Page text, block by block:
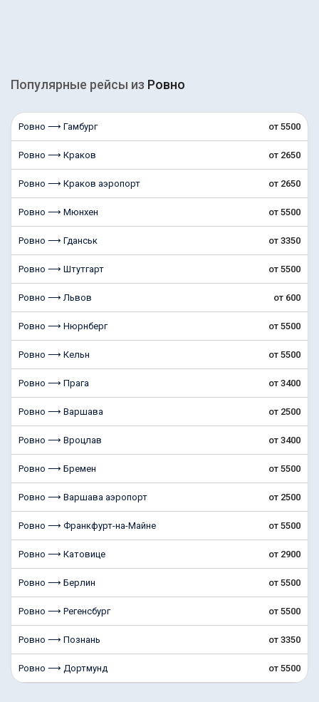
Популярные рейсы из Ровно
Ровно ⟶ Гамбург от 5500
Ровно ⟶ Краков от 2650
Ровно ⟶ Краков аэропорт от 2650
Ровно ⟶ Мюнхен от 5500
Ровно ⟶ Гданськ от 3350
Ровно ⟶ Штутгарт от 5500
Ровно ⟶ Львов от 600
Ровно ⟶ Нюрнберг от 5500
Ровно ⟶ Кельн от 5500
Ровно ⟶ Прага от 3400
Ровно ⟶ Варшава от 2500
Ровно ⟶ Вроцлав от 3400
Ровно ⟶ Бремен от 5500
Ровно ⟶ Варшава аэропорт от 2500
Ровно ⟶ Франкфурт-на-Майне от 5500
Ровно ⟶ Катовице от 2900
Ровно ⟶ Берлин от 5500
Ровно ⟶ Регенсбург от 5500
Ровно ⟶ Познань от 3350
Ровно ⟶ Дортмунд от 5500